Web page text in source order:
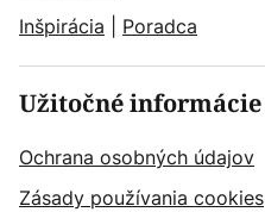
Inšpirácia
Poradca
Užitočné informácie
Ochrana osobných údajov
Zásady používania cookies